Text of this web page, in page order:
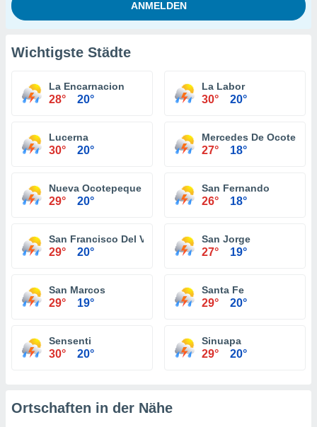
Wichtigste Städte
La Encarnacion
28° 20°
La Labor
30° 20°
Lucerna
30° 20°
Mercedes De
27° 18°
Nueva Ocotepeque
29° 20°
San Fernando
26° 18°
San Francisco Del Valle
29° 20°
San Jorge
27° 19°
San Marcos
29° 19°
Santa Fe
29° 20°
Sensenti
30° 20°
Sinuapa
29° 20°
Ortschaften in der Nähe